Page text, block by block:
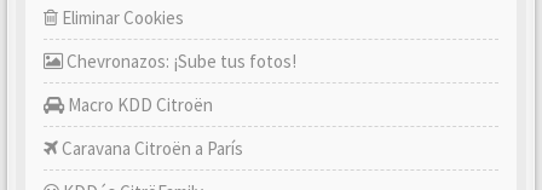
Eliminar Cookies
Chevronazos: ¡Sube tus fotos!
Macro KDD Citroën
Caravana Citroën a París